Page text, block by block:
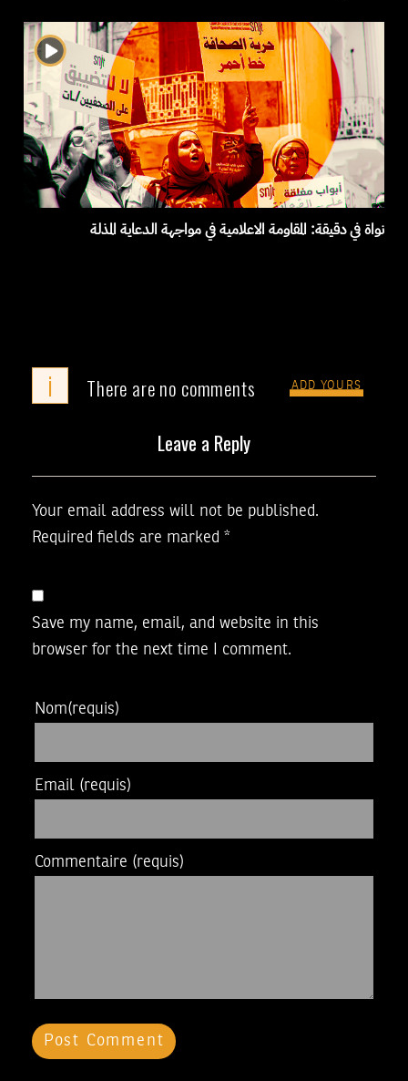
نواة في دقيقة: المقاومة الاعلامية في مواجهة الدعاية المذلة
i There are no comments ADD YOURS
Leave a Reply
Your email address will not be published.
Required fields are marked *
Save my name, email, and website in this
browser for the next time I comment.
Nom(requis)
Email (requis)
Commentaire (requis)